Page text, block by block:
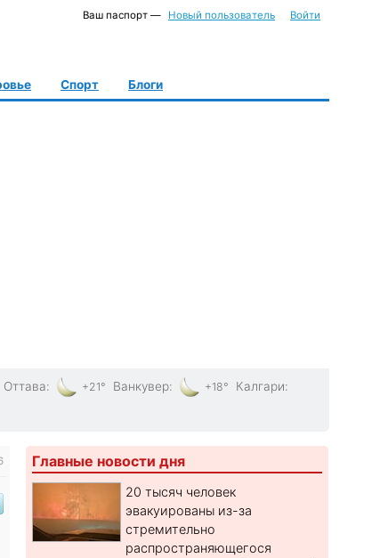
Ваш паспорт — Новый пользователь Войти
Спорт Блоги
Оттава: +21° Ванкувер: +18° Калгари:
Главные новости дня
20 тысяч человек
эвакуированы из-за
стремительно
распространяющегося